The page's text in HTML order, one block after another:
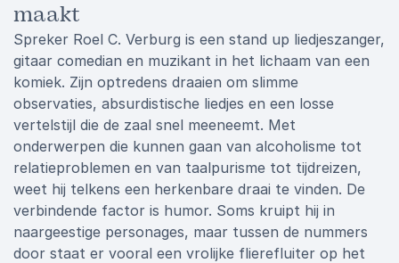
maakt
Spreker Roel C. Verburg is een stand up liedjeszanger,
gitaar comedian en muzikant in het lichaam van een
komiek. Zijn optredens draaien om slimme
observaties, absurdistische liedjes en een losse
vertelstijl die de zaal snel meeneemt. Met
onderwerpen die kunnen gaan van alcoholisme tot
relatieproblemen en van taalpurisme tot tijdreizen,
weet hij telkens een herkenbare draai te vinden. De
verbindende factor is humor. Soms kruipt hij in
naargeestige personages, maar tussen de nummers
door staat er vooral een vrolijke flierefluiter op het